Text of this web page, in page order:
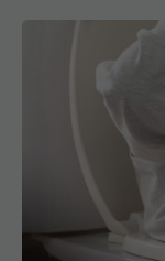
Tranzitul
mai mare de